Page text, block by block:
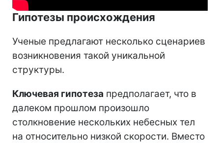
Гипотезы происхождения
Ученые предлагают несколько сценариев
возникновения такой уникальной
структуры.
Ключевая гипотеза предполагает, что в
далеком прошлом произошло
столкновение нескольких небесных тел
на относительно низкой скорости. Вместо